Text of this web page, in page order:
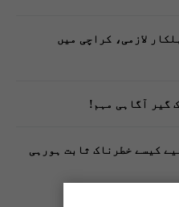
لازمی، کراچی میں
گیر آگاہی مہم!
کیسے خطرناک ثابت ہورہی